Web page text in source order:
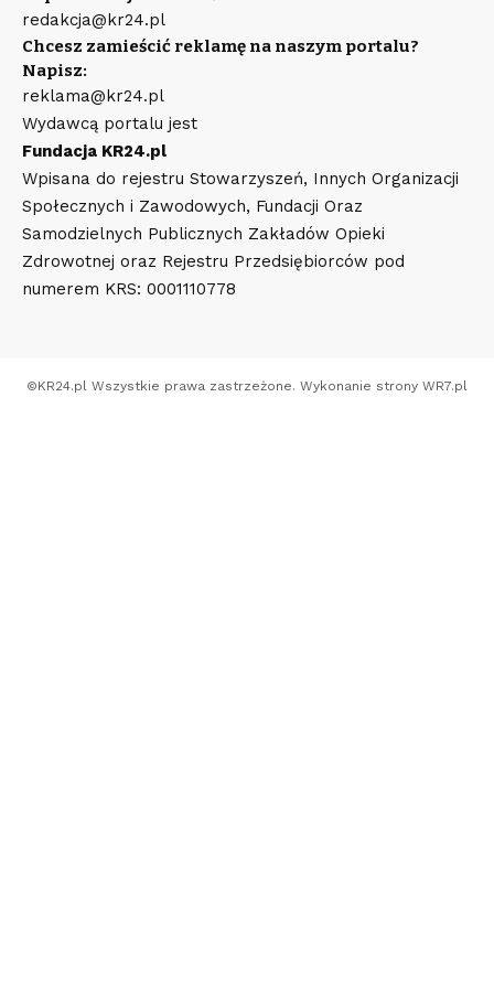
redakcja@kr24.pl
Chcesz zamieścić reklamę na naszym portalu?
Napisz:
reklama@kr24.pl
Wydawcą portalu jest
Fundacja KR24.pl
Wpisana do rejestru Stowarzyszeń, Innych Organizacji
Społecznych i Zawodowych, Fundacji Oraz
Samodzielnych Publicznych Zakładów Opieki
Zdrowotnej oraz Rejestru Przedsiębiorców pod
numerem KRS: 0001110778
©KR24.pl Wszystkie prawa zastrzeżone. Wykonanie strony WR7.pl